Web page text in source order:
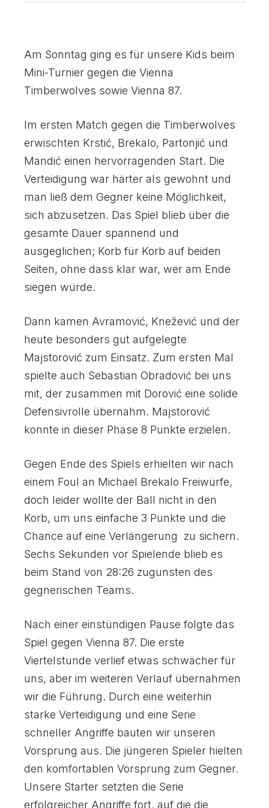
8
9
0
8
9
0
5
6
7
8
9
0
5
6
7
8
9
0
3
4
5
6
7
8
9
0
3
4
5
6
7
8
9
0
Am Sonntag ging es für unsere Kids beim
Mini-Turnier gegen die Vienna
Timberwolves sowie Vienna 87.
Im ersten Match gegen die Timberwolves
erwischten Krstić, Brekalo, Partonjić und
Mandić einen hervorragenden Start. Die
Verteidigung war härter als gewohnt und
man ließ dem Gegner keine Möglichkeit,
sich abzusetzen. Das Spiel blieb über die
gesamte Dauer spannend und
ausgeglichen; Korb für Korb auf beiden
Seiten, ohne dass klar war, wer am Ende
siegen würde.
Dann kamen Avramović, Knežević und der
heute besonders gut aufgelegte
Majstorović zum Einsatz. Zum ersten Mal
spielte auch Sebastian Obradović bei uns
mit, der zusammen mit Dorović eine solide
Defensivrolle übernahm. Majstorović
konnte in dieser Phase 8 Punkte erzielen.
Gegen Ende des Spiels erhielten wir nach
einem Foul an Michael Brekalo Freiwürfe,
doch leider wollte der Ball nicht in den
Korb, um uns einfache 3 Punkte und die
Chance auf eine Verlängerung zu sichern.
Sechs Sekunden vor Spielende blieb es
beim Stand von 28:26 zugunsten des
gegnerischen Teams.
Nach einer einstündigen Pause folgte das
Spiel gegen Vienna 87. Die erste
Viertelstunde verlief etwas schwächer für
uns, aber im weiteren Verlauf übernahmen
wir die Führung. Durch eine weiterhin
starke Verteidigung und eine Serie
schneller Angriffe bauten wir unseren
Vorsprung aus. Die jüngeren Spieler hielten
den komfortablen Vorsprung zum Gegner.
Unsere Starter setzten die Serie
erfolgreicher Angriffe fort, auf die die